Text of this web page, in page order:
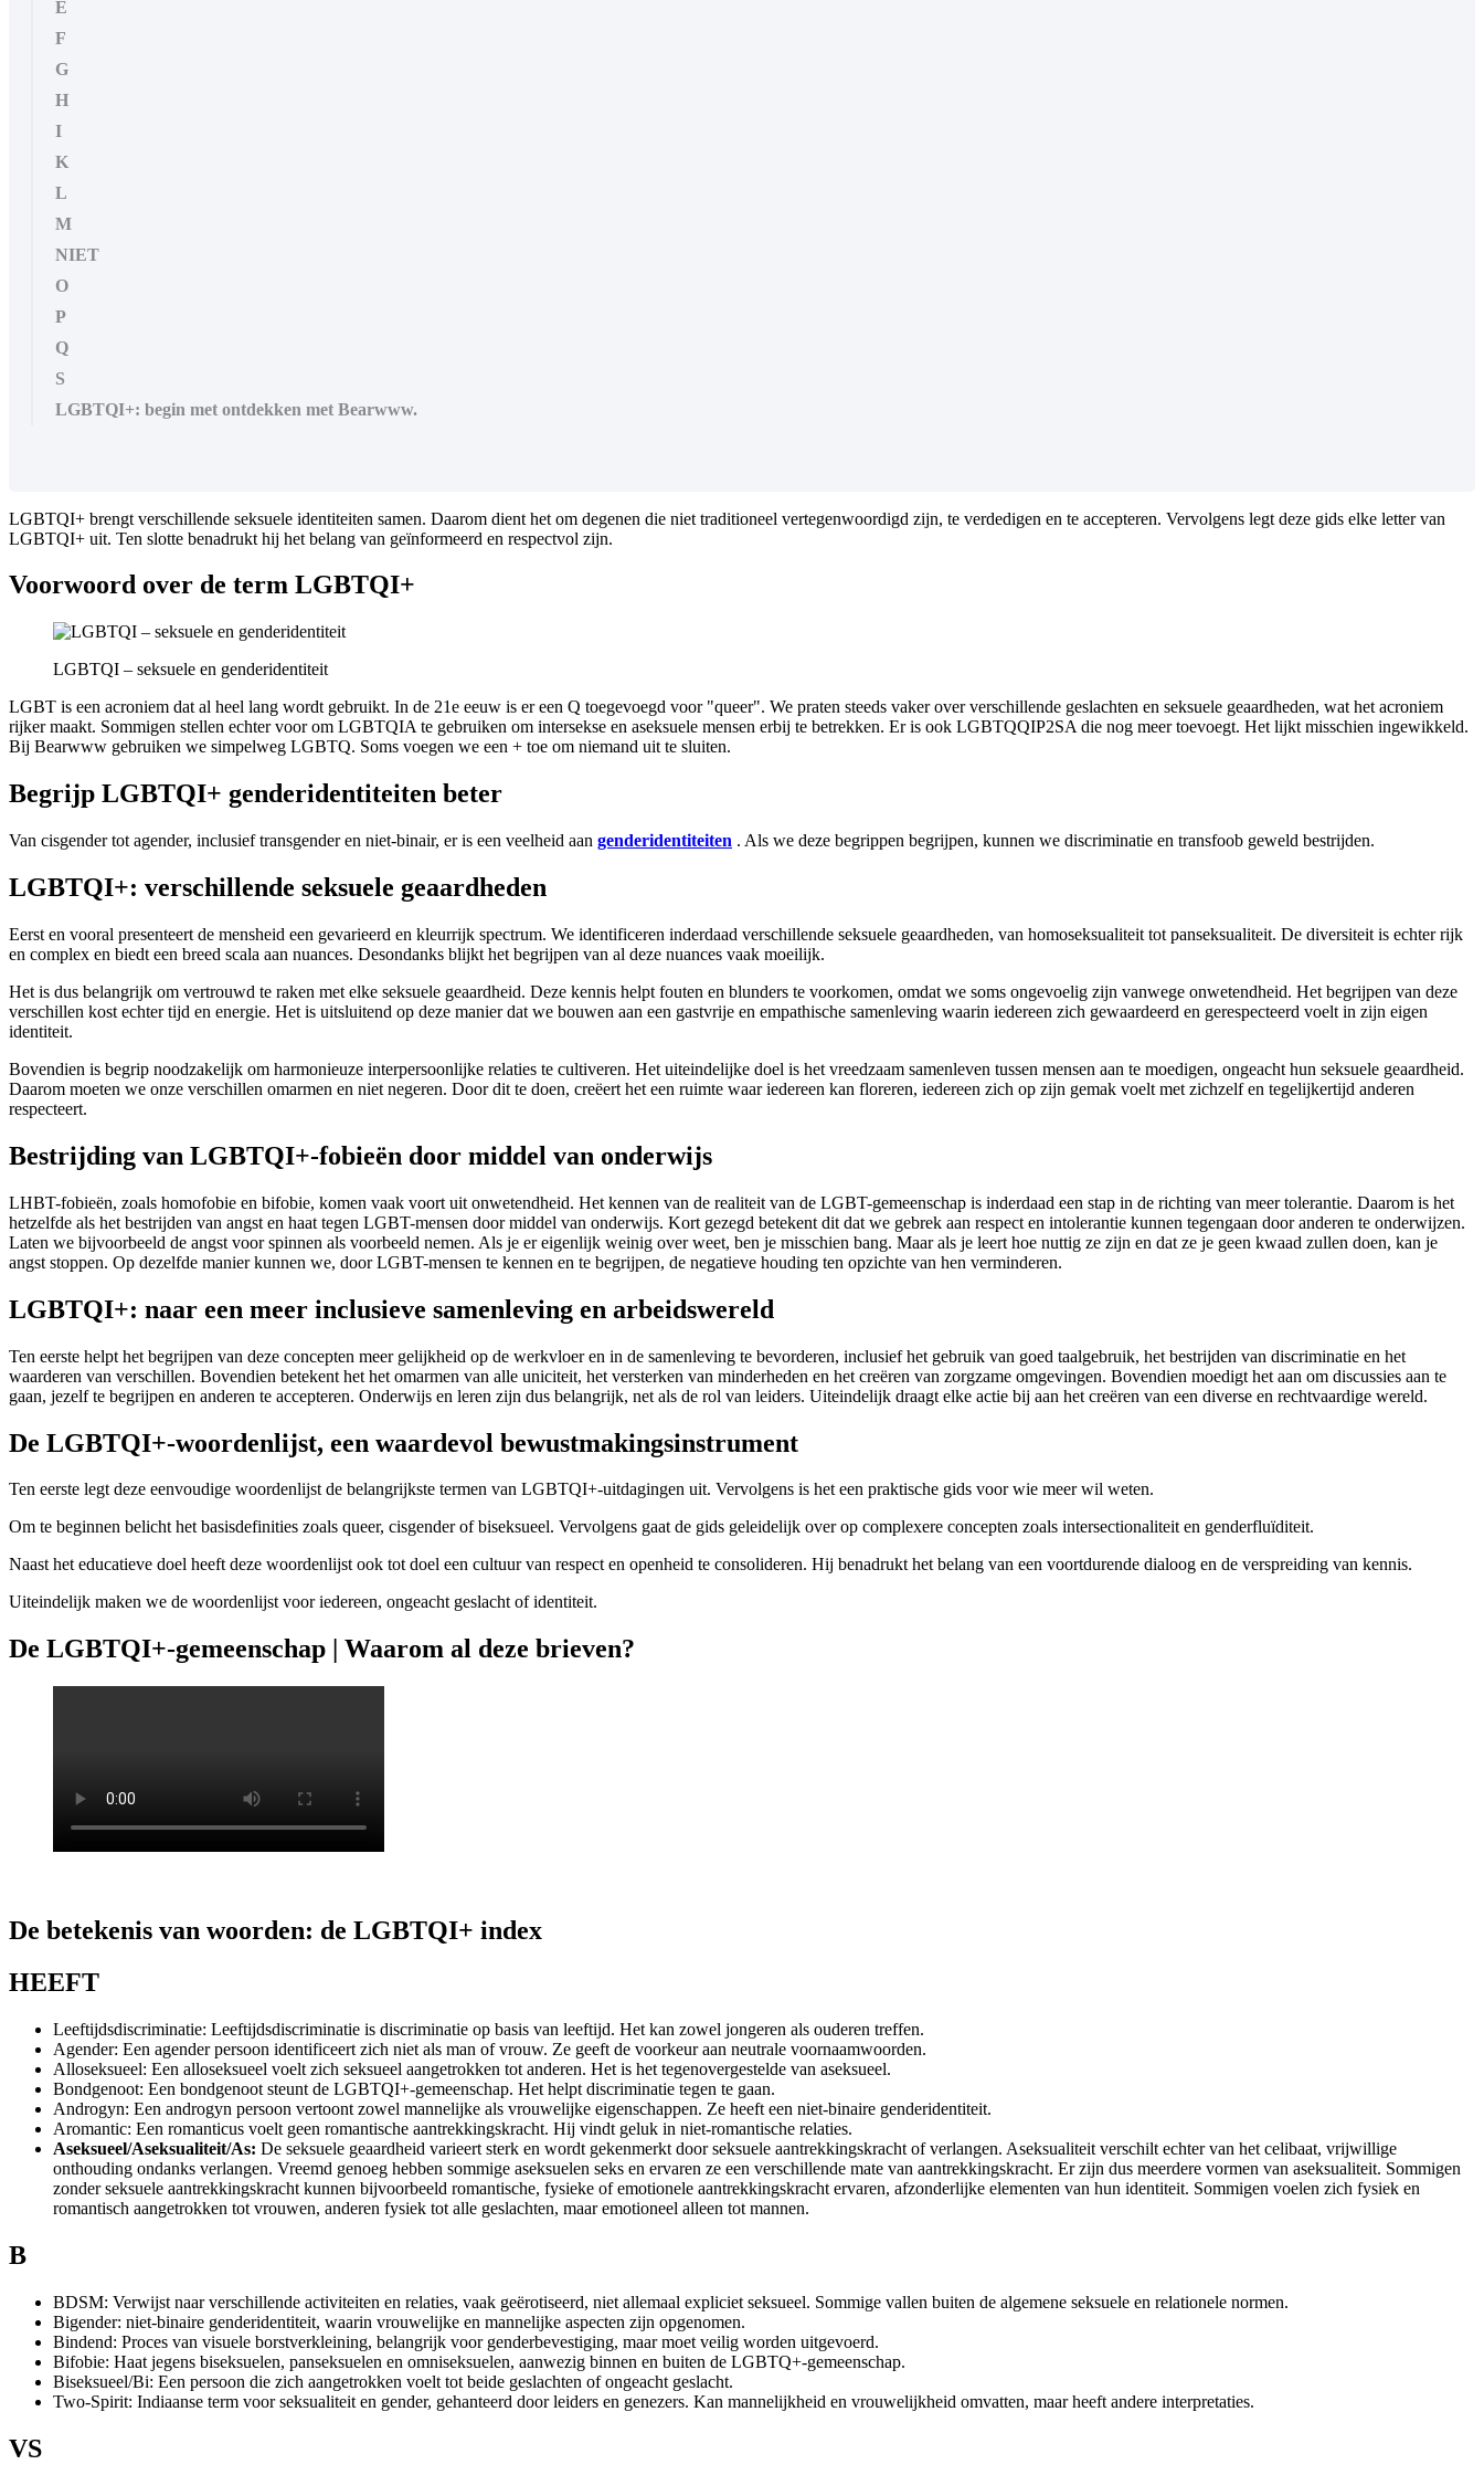
E
F
G
H
I
K
L
M
NIET
O
P
Q
S
LGBTQI+: begin met ontdekken met Bearwww.
LGBTQI+ brengt verschillende seksuele identiteiten samen. Daarom dient het om degenen die niet traditioneel vertegenwoordigd zijn, te verdedigen en te accepteren. Vervolgens legt deze gids elke letter van
LGBTQI+ uit. Ten slotte benadrukt hij het belang van geïnformeerd en respectvol zijn.
Voorwoord over de term LGBTQI+
LGBTQI – seksuele en genderidentiteit
LGBT is een acroniem dat al heel lang wordt gebruikt. In de 21e eeuw is er een Q toegevoegd voor "queer". We praten steeds vaker over verschillende geslachten en seksuele geaardheden, wat het acroniem
rijker maakt. Sommigen stellen echter voor om LGBTQIA te gebruiken om intersekse en aseksuele mensen erbij te betrekken. Er is ook LGBTQQIP2SA die nog meer toevoegt. Het lijkt misschien ingewikkeld.
Bij Bearwww gebruiken we simpelweg LGBTQ. Soms voegen we een + toe om niemand uit te sluiten.
Begrijp LGBTQI+ genderidentiteiten beter
Van cisgender tot agender, inclusief transgender en niet-binair, er is een veelheid aan genderidentiteiten . Als we deze begrippen begrijpen, kunnen we discriminatie en transfoob geweld bestrijden.
LGBTQI+: verschillende seksuele geaardheden
Eerst en vooral presenteert de mensheid een gevarieerd en kleurrijk spectrum. We identificeren inderdaad verschillende seksuele geaardheden, van homoseksualiteit tot panseksualiteit. De diversiteit is echter rijk
en complex en biedt een breed scala aan nuances. Desondanks blijkt het begrijpen van al deze nuances vaak moeilijk.
Het is dus belangrijk om vertrouwd te raken met elke seksuele geaardheid. Deze kennis helpt fouten en blunders te voorkomen, omdat we soms ongevoelig zijn vanwege onwetendheid. Het begrijpen van deze
verschillen kost echter tijd en energie. Het is uitsluitend op deze manier dat we bouwen aan een gastvrije en empathische samenleving waarin iedereen zich gewaardeerd en gerespecteerd voelt in zijn eigen
identiteit.
Bovendien is begrip noodzakelijk om harmonieuze interpersoonlijke relaties te cultiveren. Het uiteindelijke doel is het vreedzaam samenleven tussen mensen aan te moedigen, ongeacht hun seksuele geaardheid.
Daarom moeten we onze verschillen omarmen en niet negeren. Door dit te doen, creëert het een ruimte waar iedereen kan floreren, iedereen zich op zijn gemak voelt met zichzelf en tegelijkertijd anderen
respecteert.
Bestrijding van LGBTQI+-fobieën door middel van onderwijs
LHBT-fobieën, zoals homofobie en bifobie, komen vaak voort uit onwetendheid. Het kennen van de realiteit van de LGBT-gemeenschap is inderdaad een stap in de richting van meer tolerantie. Daarom is het
hetzelfde als het bestrijden van angst en haat tegen LGBT-mensen door middel van onderwijs. Kort gezegd betekent dit dat we gebrek aan respect en intolerantie kunnen tegengaan door anderen te onderwijzen.
Laten we bijvoorbeeld de angst voor spinnen als voorbeeld nemen. Als je er eigenlijk weinig over weet, ben je misschien bang. Maar als je leert hoe nuttig ze zijn en dat ze je geen kwaad zullen doen, kan je
angst stoppen. Op dezelfde manier kunnen we, door LGBT-mensen te kennen en te begrijpen, de negatieve houding ten opzichte van hen verminderen.
LGBTQI+: naar een meer inclusieve samenleving en arbeidswereld
Ten eerste helpt het begrijpen van deze concepten meer gelijkheid op de werkvloer en in de samenleving te bevorderen, inclusief het gebruik van goed taalgebruik, het bestrijden van discriminatie en het
waarderen van verschillen. Bovendien betekent het het omarmen van alle uniciteit, het versterken van minderheden en het creëren van zorgzame omgevingen. Bovendien moedigt het aan om discussies aan te
gaan, jezelf te begrijpen en anderen te accepteren. Onderwijs en leren zijn dus belangrijk, net als de rol van leiders. Uiteindelijk draagt elke actie bij aan het creëren van een diverse en rechtvaardige wereld.
De LGBTQI+-woordenlijst, een waardevol bewustmakingsinstrument
Ten eerste legt deze eenvoudige woordenlijst de belangrijkste termen van LGBTQI+-uitdagingen uit. Vervolgens is het een praktische gids voor wie meer wil weten.
Om te beginnen belicht het basisdefinities zoals queer, cisgender of biseksueel. Vervolgens gaat de gids geleidelijk over op complexere concepten zoals intersectionaliteit en genderfluïditeit.
Naast het educatieve doel heeft deze woordenlijst ook tot doel een cultuur van respect en openheid te consolideren. Hij benadrukt het belang van een voortdurende dialoog en de verspreiding van kennis.
Uiteindelijk maken we de woordenlijst voor iedereen, ongeacht geslacht of identiteit.
De LGBTQI+-gemeenschap | Waarom al deze brieven?
De betekenis van woorden: de LGBTQI+ index
HEEFT
Leeftijdsdiscriminatie: Leeftijdsdiscriminatie is discriminatie op basis van leeftijd. Het kan zowel jongeren als ouderen treffen.
Agender: Een agender persoon identificeert zich niet als man of vrouw. Ze geeft de voorkeur aan neutrale voornaamwoorden.
Alloseksueel: Een alloseksueel voelt zich seksueel aangetrokken tot anderen. Het is het tegenovergestelde van aseksueel.
Bondgenoot: Een bondgenoot steunt de LGBTQI+-gemeenschap. Het helpt discriminatie tegen te gaan.
Androgyn: Een androgyn persoon vertoont zowel mannelijke als vrouwelijke eigenschappen. Ze heeft een niet-binaire genderidentiteit.
Aromantic: Een romanticus voelt geen romantische aantrekkingskracht. Hij vindt geluk in niet-romantische relaties.
Aseksueel/Aseksualiteit/As: De seksuele geaardheid varieert sterk en wordt gekenmerkt door seksuele aantrekkingskracht of verlangen. Aseksualiteit verschilt echter van het celibaat, vrijwillige
onthouding ondanks verlangen. Vreemd genoeg hebben sommige aseksuelen seks en ervaren ze een verschillende mate van aantrekkingskracht. Er zijn dus meerdere vormen van aseksualiteit. Sommigen
zonder seksuele aantrekkingskracht kunnen bijvoorbeeld romantische, fysieke of emotionele aantrekkingskracht ervaren, afzonderlijke elementen van hun identiteit. Sommigen voelen zich fysiek en
romantisch aangetrokken tot vrouwen, anderen fysiek tot alle geslachten, maar emotioneel alleen tot mannen.
B
BDSM: Verwijst naar verschillende activiteiten en relaties, vaak geërotiseerd, niet allemaal expliciet seksueel. Sommige vallen buiten de algemene seksuele en relationele normen.
Bigender: niet-binaire genderidentiteit, waarin vrouwelijke en mannelijke aspecten zijn opgenomen.
Bindend: Proces van visuele borstverkleining, belangrijk voor genderbevestiging, maar moet veilig worden uitgevoerd.
Bifobie: Haat jegens biseksuelen, panseksuelen en omniseksuelen, aanwezig binnen en buiten de LGBTQ+-gemeenschap.
Biseksueel/Bi: Een persoon die zich aangetrokken voelt tot beide geslachten of ongeacht geslacht.
Two-Spirit: Indiaanse term voor seksualiteit en gender, gehanteerd door leiders en genezers. Kan mannelijkheid en vrouwelijkheid omvatten, maar heeft andere interpretaties.
VS